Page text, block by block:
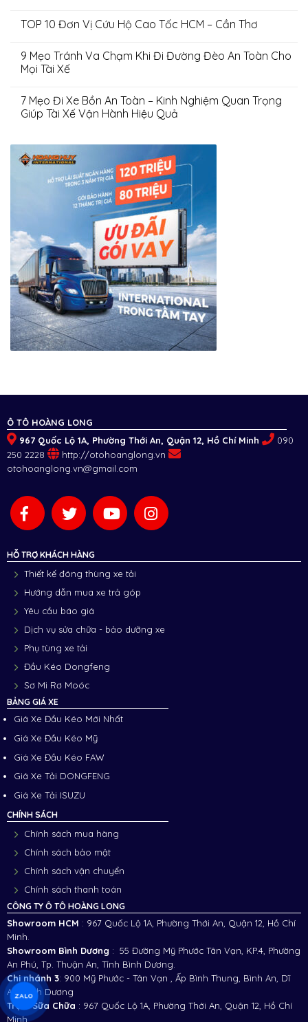
TOP 10 Đơn Vị Cứu Hộ Cao Tốc HCM – Cần Thơ
9 Mẹo Tránh Va Chạm Khi Đi Đường Đèo An Toàn Cho
Mọi Tài Xế
7 Mẹo Đi Xe Bồn An Toàn – Kinh Nghiệm Quan Trọng
Giúp Tài Xế Vận Hành Hiệu Quả
Ô TÔ HOÀNG LONG
967 Quốc Lộ 1A, Phường Thới An, Quận 12, Hồ Chí Minh
090
250 2228
http://otohoanglong.vn
otohoanglong.vn@gmail.com
HỖ TRỢ KHÁCH HÀNG
Thiết kế đóng thùng xe tải
Hướng dẫn mua xe trả góp
Yêu cầu báo giá
Dịch vụ sửa chữa - bảo dưỡng xe
Phụ tùng xe tải
Đầu Kéo Dongfeng
Sơ Mi Rơ Moóc
BẢNG GIÁ XE
Giá Xe Đầu Kéo Mới Nhất
Giá Xe Đầu Kéo Mỹ
Giá Xe Đầu Kéo FAW
Giá Xe Tải DONGFENG
Giá Xe Tải ISUZU
CHÍNH SÁCH
Chính sách mua hàng
Chính sách bảo mật
Chính sách vận chuyển
Chính sách thanh toán
CÔNG TY Ô TÔ HOÀNG LONG
Showroom HCM : 967 Quốc Lộ 1A, Phường Thới An, Quận 12, Hồ Chí
Minh.
Showroom Bình Dương : 55 Đường Mỹ Phước Tân Vạn, KP.4, Phường
An Phú, Tp. Thuận An, Tỉnh Bình Dương.
Chi nhánh 3: 900 Mỹ Phước - Tân Vạn , Ấp Bình Thung, Bình An, Dĩ
An, Bình Dương
Trạm Sữa Chữa : 967 Quốc Lộ 1A, Phường Thới An, Quận 12, Hồ Chí
Minh.
ZALO